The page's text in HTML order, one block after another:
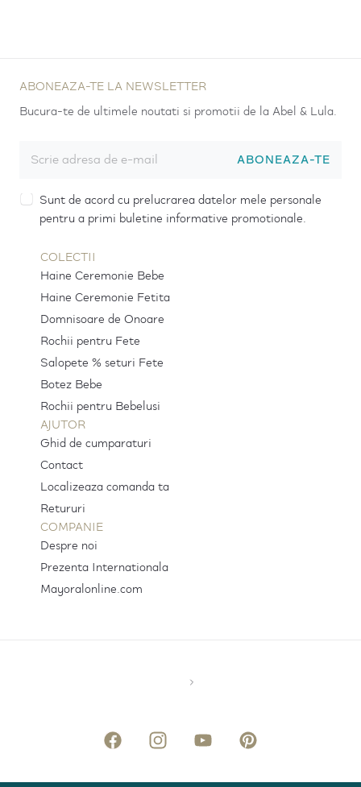
ABONEAZA-TE LA NEWSLETTER
Bucura-te de ultimele noutati si promotii de la Abel & Lula.
ABONEAZA-TE
Sunt de acord cu prelucrarea datelor mele personale
pentru a primi buletine informative promotionale.
COLECTII
Haine Ceremonie Bebe
Haine Ceremonie Fetita
Domnisoare de Onoare
Rochii pentru Fete
Salopete % seturi Fete
Botez Bebe
Rochii pentru Bebelusi
AJUTOR
Ghid de cumparaturi
Contact
Localizeaza comanda ta
Retururi
COMPANIE
Despre noi
Prezenta Internationala
Mayoralonline.com